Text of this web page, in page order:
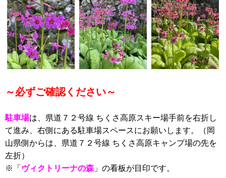
～必ずご確認ください～
駐車場は、県道７２号線 ちくさ高原スキー場手前を右折し
て進み、右側にある駐車場スペースにお願いします。（岡
山県側からは、県道７２号線 ちくさ高原キャンプ場の先を
左折）
※「 ヴィクトリーナの森」の看板が目印です。